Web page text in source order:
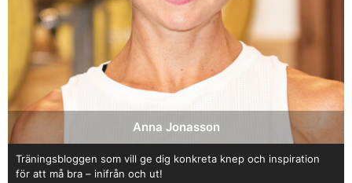
Anna Jonasson
Träningsbloggen som vill ge dig konkreta knep och inspiration
för att må bra – inifrån och ut!